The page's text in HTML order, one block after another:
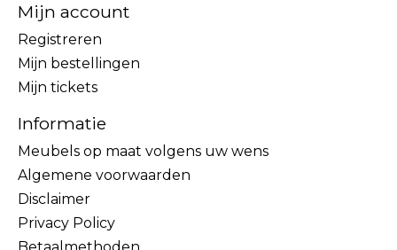
Mijn account
Registreren
Mijn bestellingen
Mijn tickets
Informatie
Meubels op maat volgens uw wens
Algemene voorwaarden
Disclaimer
Privacy Policy
Betaalmethoden